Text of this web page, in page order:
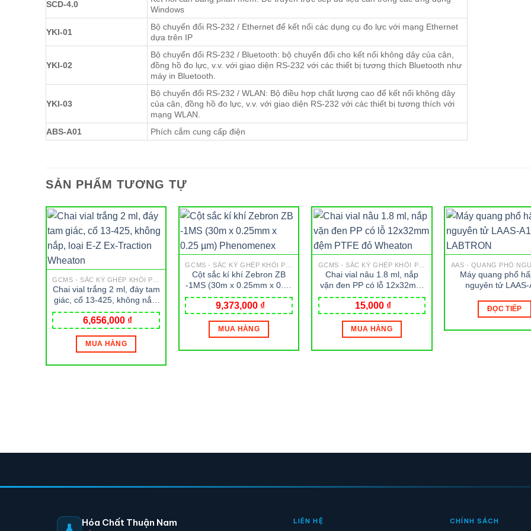
SCD-4.0
Windows
YKI-01
Bộ chuyển đổi RS-232 / Ethernet để kết nối các dụng cụ đo lực với mạng Ethernet
dựa trên IP
YKI-02
Bộ chuyển đổi RS-232 / Bluetooth: bộ chuyển đổi cho kết nối không dây của cân,
đồng hồ đo lực, v.v. với giao diện RS-232 với các thiết bị tương thích Bluetooth như
máy in Bluetooth.
YKI-03
Bộ chuyển đổi RS-232 / WLAN: Bộ điều hợp chất lượng cao để kết nối không dây
của cân, đồng hồ đo lực, v.v. với giao diện RS-232 với các thiết bị tương thích với
mạng WLAN.
ABS-A01
Phích cắm cung cấp điện
SẢN PHẨM TƯƠNG TỰ
Chai vial trắng 2 ml, đáy tam
giác, cổ 13-425, không nắp,
loại E-Z Ex-Traction
Wheaton
6,656,000 ₫
MUA HÀNG
Cột sắc kí khí Zebron ZB
-1MS (30m x 0.25mm x 0.25
µm) Phenomenex
9,373,000 ₫
MUA HÀNG
Chai vial nâu 1.8 ml, nắp
vặn đen PP có lỗ 12x32mm
đệm PTFE đỏ Wheaton
15,000 ₫
MUA HÀNG
AAS - QUANG PHỔ
Máy quang phổ
nguyên tử LAAS-
ĐỌC TIẾP
Hóa Chất Thuận Nam LIÊN HỆ CHÍNH SÁCH